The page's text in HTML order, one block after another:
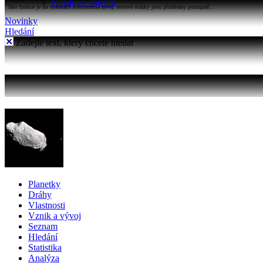
Katalogy objektů
Tato funkce je na stránkách Astronomia nová, testové otázky jsou přidávány postupně...
Novinky
Hledání
Zadejte text, který chcete hledat
Planetky
Dráhy
Vlastnosti
Vznik a vývoj
Seznam
Hledání
Statistika
Analýza